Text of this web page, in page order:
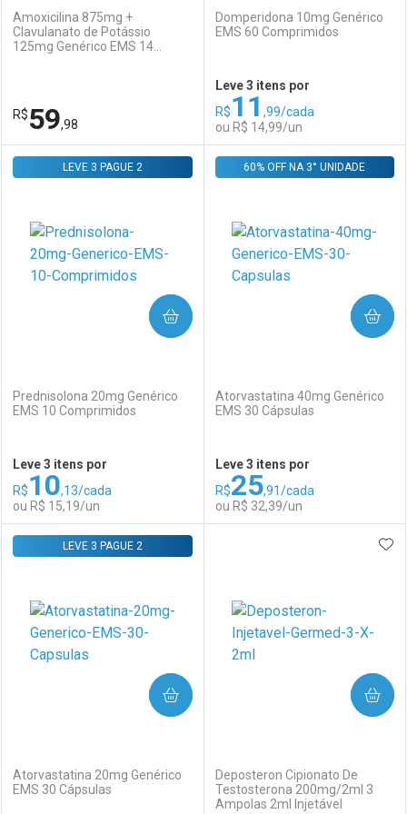
Ativar Desconto
Comprar sem Desconto
Por R$ 28,08/cada
Por R$ 28,08/cada
Comprar sem Desconto
Por R$ 57,41/cada
Comprar sem Desconto
Por R$ 57,41/cada
Amoxicilina 875mg +
Clavulanato de Potássio
125mg Genérico EMS 14
R$59,98
FECHAR
Laboratório
Comprar sem Desconto
Por R$ 59,98/cada
FECHAR
Por Menos
Comprar sem Desconto
Por R$ 59,98/cada
Domperidona 10mg Genérico
EMS 60 Comprimidos
Leve 3 itens por
R$11 ,99/cada
ou R$ 14,99/un
Laboratório
Comprar sem Desconto
Por R$ 14,99/cada
Por Menos
Comprar sem Desconto
Por R$ 14,99/cada
Prednisolona 20mg Genérico
EMS 10 Comprimidos
LEVE 3 PAGUE 2
Leve 3 itens por
R$10,13/cada
ou R$ 15,19/un
COMPRAR
Laboratório
Por Menos
Atorvastatina 40mg Genérico
EMS 30 Cápsulas
60% OFF NA 3° UNIDADE
Leve 3 itens por
R$25,91/cada
ou R$ 32,39/un
COMPRAR
Laboratório
Por Menos
Atorvastatina 20mg Genérico
EMS 30 Cápsulas
LEVE 3 PAGUE 2
COMPRAR
Deposteron Cipionato De
Testosterona 200mg/2ml 3
Ampolas 2ml Injetável
COMPRAR